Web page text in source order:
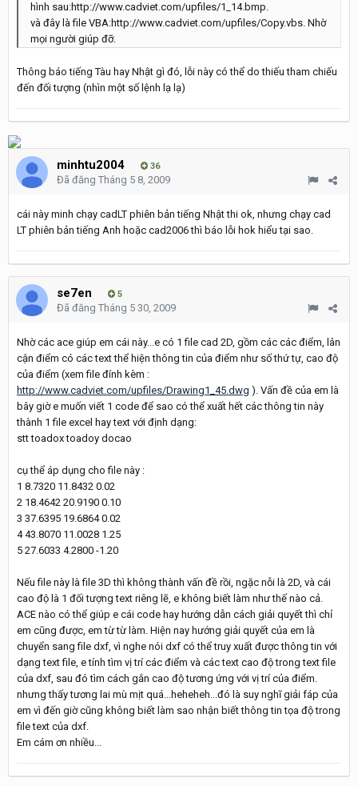
hình sau:http://www.cadviet.com/upfiles/1_14.bmp.
và đây là file VBA:http://www.cadviet.com/upfiles/Copy.vbs. Nhờ
mọi người giúp đỡ.
Thông báo tiếng Tàu hay Nhật gì đó, lỗi này có thể do thiếu tham chiếu
đến đối tượng (nhìn một số lệnh lạ lạ)
minhtu2004 36
Đã đăng Tháng 5 8, 2009
cái này minh chạy cadLT phiên bản tiếng Nhật thi ok, nhưng chạy cad
LT phiên bản tiếng Anh hoặc cad2006 thì báo lỗi hok hiểu tại sao.
se7en 5
Đã đăng Tháng 5 30, 2009
Nhờ các ace giúp em cái này...e có 1 file cad 2D, gồm các các điểm, lân
cận điểm có các text thể hiện thông tin của điểm như số thứ tự, cao độ
của điểm (xem file đính kèm :
http://www.cadviet.com/upfiles/Drawing1_45.dwg ). Vấn đề của em là
bây giờ e muốn viết 1 code để sao có thể xuất hết các thông tin này
thành 1 file excel hay text với định dạng:
stt toadox toadoy docao
cụ thể áp dụng cho file này :
1 8.7320 11.8432 0.02
2 18.4642 20.9190 0.10
3 37.6395 19.6864 0.02
4 43.8070 11.0028 1.25
5 27.6033 4.2800 -1.20
Nếu file này là file 3D thì không thành vấn đề rồi, ngặc nỗi là 2D, và cái
cao độ là 1 đối tượng text riêng lẽ, e không biết làm như thế nào cả.
ACE nào có thể giúp e cái code hay hướng dẫn cách giải quyết thì chỉ
em cũng được, em từ từ làm. Hiện nay hướng giải quyết của em là
chuyển sang file dxf, vì nghe nói dxf có thể truy xuất được thông tin với
dạng text file, e tính tìm vị trí các điểm và các text cao độ trong text file
của dxf, sau đó tìm cách gắn cao độ tương ứng với vị trí của điểm.
nhưng thấy tương lai mù mịt quá...heheheh...đó là suy nghĩ giải fáp của
em vì đến giờ cũng không biết làm sao nhận biết thông tin tọa độ trong
file text của dxf.
Em cám ơn nhiều...